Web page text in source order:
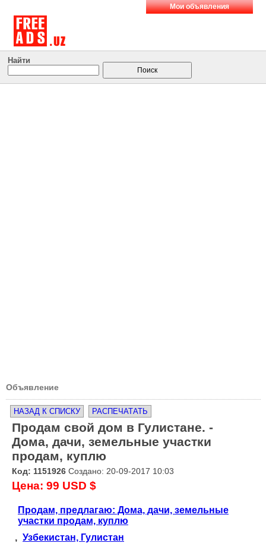
Мои объявления
Найти
Объявление
НАЗАД К СПИСКУ РАСПЕЧАТАТЬ
Продам свой дом в Гулистане. -
Дома, дачи, земельные участки
продам, куплю
Код: 1151926 Создано: 20-09-2017 10:03
Цена: 99 USD $
Продам, предлагаю: Дома, дачи, земельные
участки продам, куплю
, Узбекистан, Гулистан